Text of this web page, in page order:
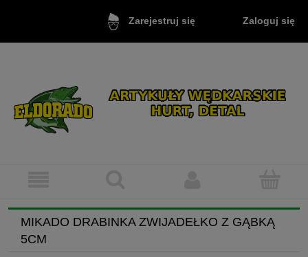
Zarejestruj się Zaloguj się
MIKADO DRABINKA ZWIJADEŁKO Z GĄBKĄ
5CM